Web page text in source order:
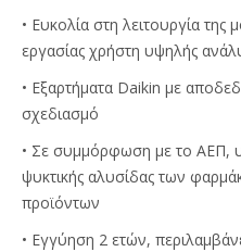
• Ευκολία στη λειτουργία
εργασίας χρήστη υψηλής
• Εξαρτήματα Daikin με
σχεδιασμό
• Σε συμμόρφωση με το ΑΕΠ,
ψυκτικής αλυσίδας των
προϊόντων
• Εγγύηση 2 ετών,